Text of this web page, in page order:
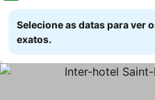
Selecione as datas para ver
exatos.